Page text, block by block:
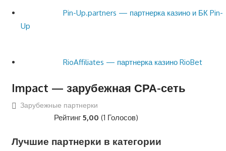
Impact — зарубежная СРА-сеть
Зарубежные партнерки
Рейтинг 5,00 (1 Голосов)
Лучшие партнерки в категории
Pin-Up.partners — партнерка казино и БК Pin-
Up
RioAffiliates — партнерка казино RioBet